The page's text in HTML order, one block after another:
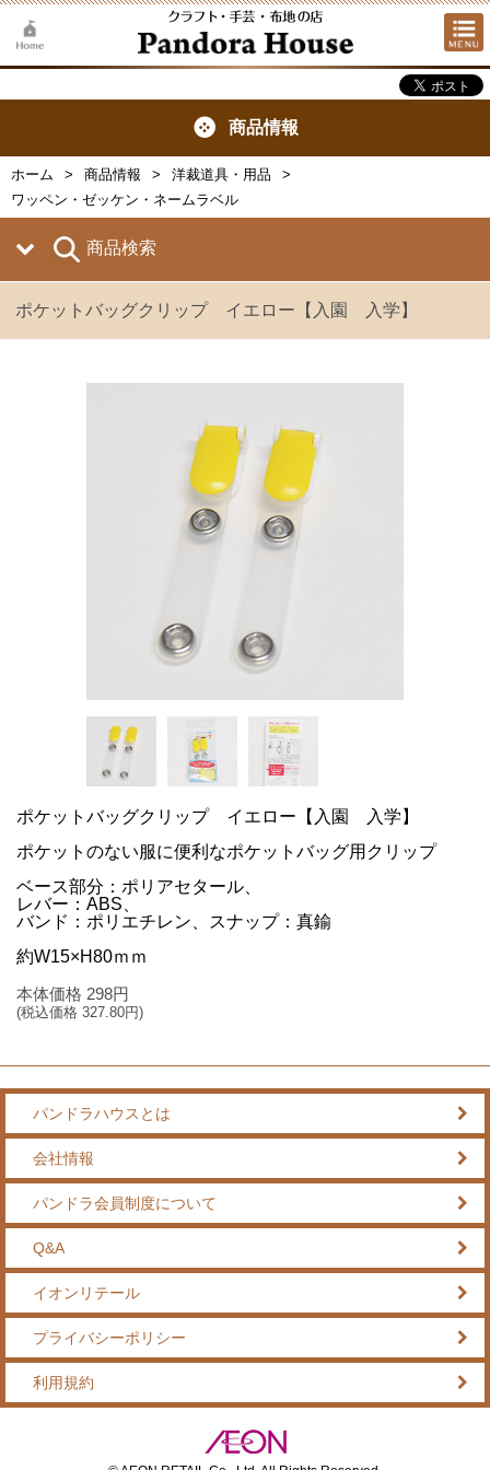
商品情報
ホーム 商品情報
洋裁道具・用品
ワッペン・ゼッケン・ネームラベル
商品検索
ポケットバッグクリップ イエロー【入園 入学】
ポケットバッグクリップ イエロー【入園 入学】
ポケットのない服に便利なポケットバッグ用クリップ
ベース部分：ポリアセタール、
レバー：ABS、
バンド：ポリエチレン、スナップ：真鍮
約W15×H80ｍｍ
本体価格 298円
(税込価格 327.80円)
パンドラハウスとは
会社情報
パンドラ会員制度について
Q&A
イオンリテール
プライバシーポリシー
利用規約